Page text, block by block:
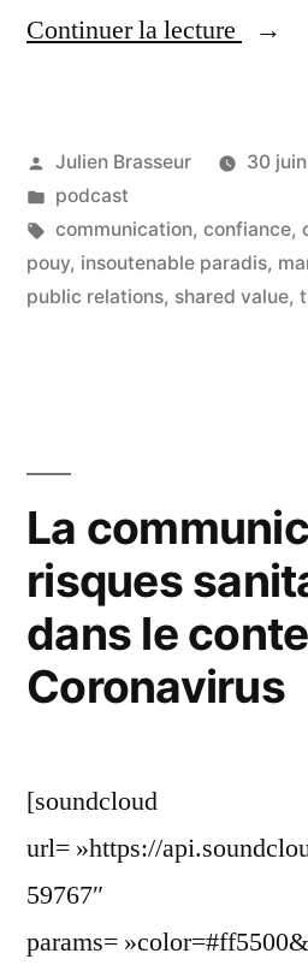
Continuer la lecture
«
son
Livre
Publié
par
Julien Brasseur
30
Publié
dans
podcast
Étiquettes :
communication, confiance,
pouy, insoutenable paradis,
public relations, shared value,
La
risques
dans le
Coronavirus
[soundcloud
url= »https://
59767″
params=